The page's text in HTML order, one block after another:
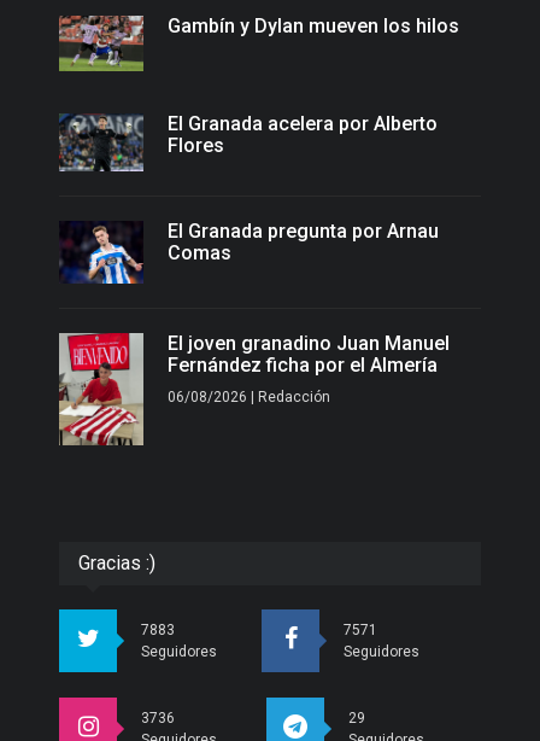
Gambín y Dylan mueven los hilos
El Granada acelera por Alberto
Flores
El Granada pregunta por Arnau
Comas
El joven granadino Juan Manuel
Fernández ficha por el Almería
06/08/2026 | Redacción
Gracias :)
7883
Seguidores
7571
Seguidores
3736
29